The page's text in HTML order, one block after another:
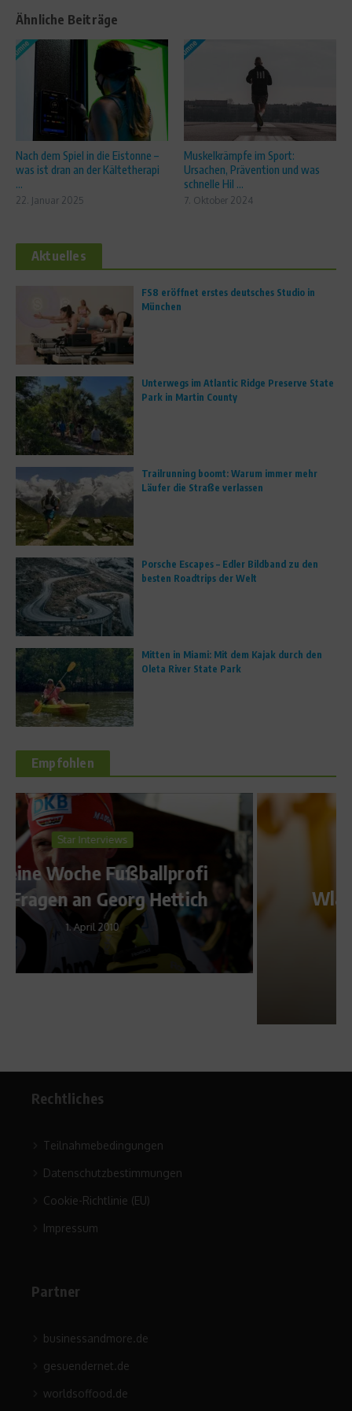
Ähnliche Beiträge
Nach dem Spiel in die Eistonne –
was ist dran an der Kältetherapi
...
22. Januar 2025
Muskelkrämpfe im Sport:
Ursachen, Prävention und was
schnelle Hil ...
7. Oktober 2024
Aktuelles
FS8 eröffnet erstes deutsches Studio in
München
Unterwegs im Atlantic Ridge Preserve State
Park in Martin County
Trailrunning boomt: Warum immer mehr
Läufer die Straße verlassen
Porsche Escapes – Edler Bildband zu den
besten Roadtrips der Welt
Mitten in Miami: Mit dem Kajak durch den
Oleta River State Park
Empfohlen
News
Wladimir Klitschko will zu
Olympia in Rio
18. April 2013
Rechtliches
Teilnahmebedingungen
Datenschutzbestimmungen
Cookie-Richtlinie (EU)
Impressum
Partner
businessandmore.de
gesuendernet.de
worldsoffood.de